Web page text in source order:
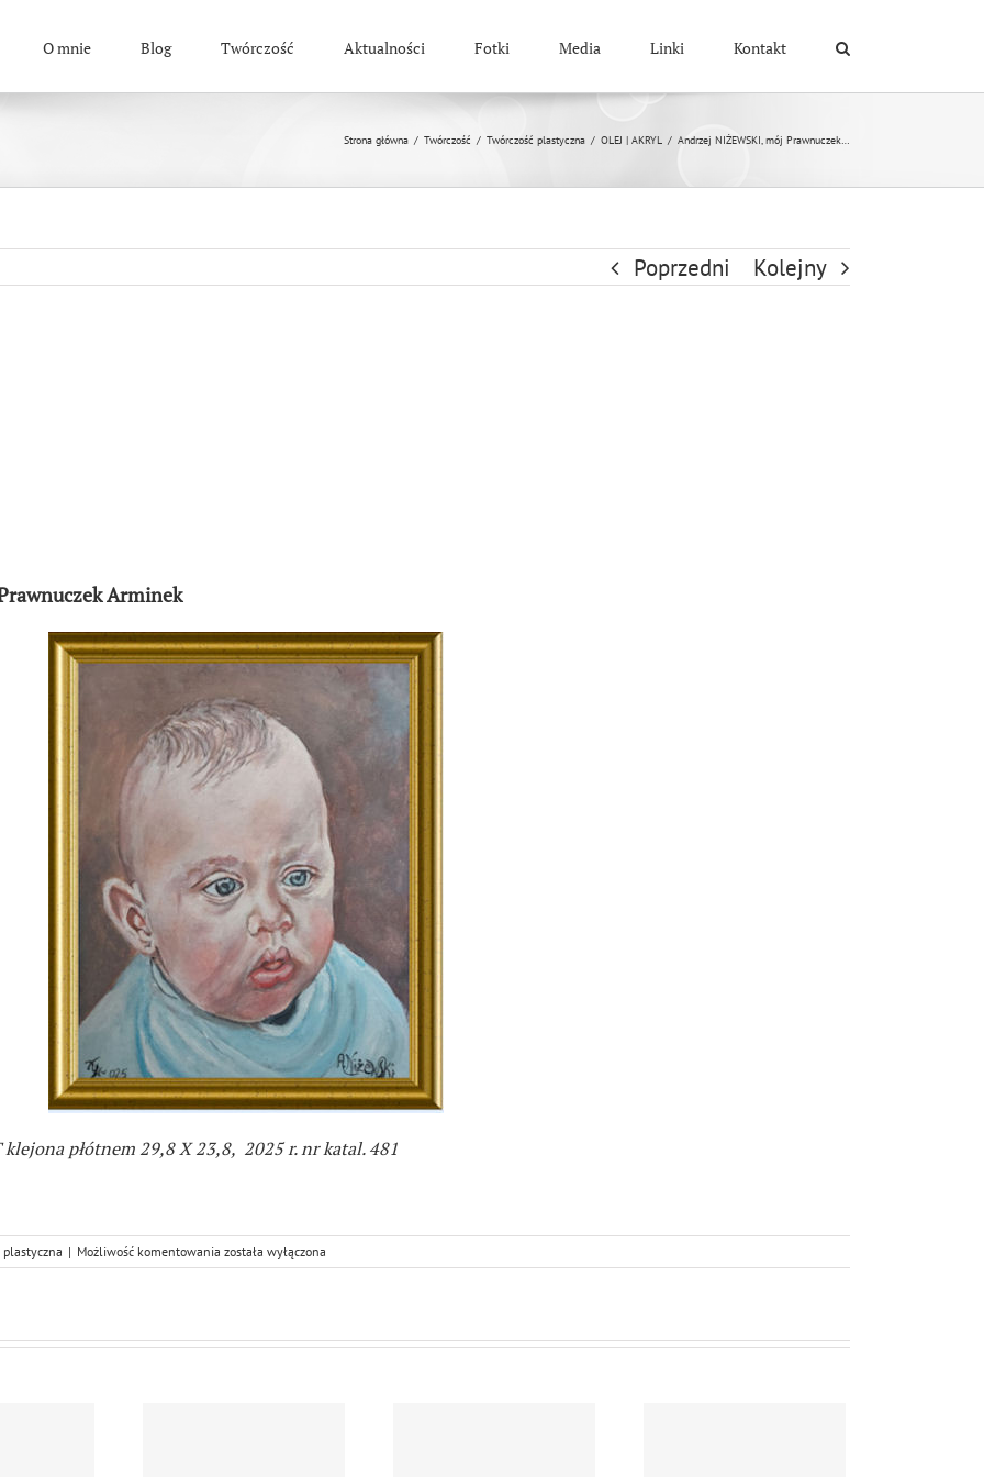
O mnie Blog Twórczość Aktualności Fotki Media Linki Kontakt
Strona główna / Twórczość / Twórczość plastyczna / OLEJ | AKRYL / Andrzej NIŻEWSKI, mój Prawnuczek…
Poprzedni Kolejny
Arminek
płótnem 29,8 X 23,8, 2025 r. nr katal. 481
plastyczna | Możliwość komentowania Andrzej
NIŻEWSKI,
została wyłączona